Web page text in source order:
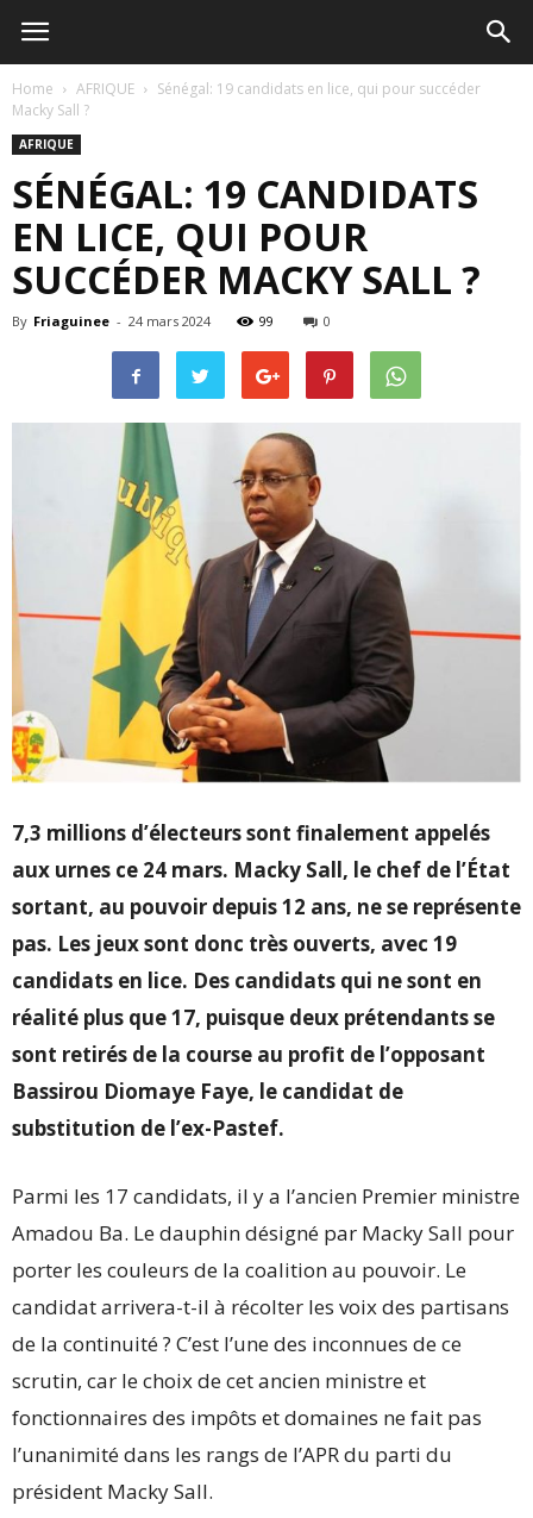
Home AFRIQUE
Sénégal: 19 candidats en lice, qui pour succéder
Macky Sall ?
AFRIQUE
SÉNÉGAL: 19 CANDIDATS
EN LICE, QUI POUR
SUCCÉDER MACKY SALL ?
By Friaguinee - 24 mars 2024 99 0
7,3 millions d’électeurs sont finalement appelés
aux urnes ce 24 mars. Macky Sall, le chef de l’État
sortant, au pouvoir depuis 12 ans, ne se représente
pas. Les jeux sont donc très ouverts, avec 19
candidats en lice. Des candidats qui ne sont en
réalité plus que 17, puisque deux prétendants se
sont retirés de la course au profit de l’opposant
Bassirou Diomaye Faye, le candidat de
substitution de l’ex-Pastef.
Parmi les 17 candidats, il y a l’ancien Premier ministre
Amadou Ba. Le dauphin désigné par Macky Sall pour
porter les couleurs de la coalition au pouvoir. Le
candidat arrivera-t-il à récolter les voix des partisans
de la continuité ? C’est l’une des inconnues de ce
scrutin, car le choix de cet ancien ministre et
fonctionnaires des impôts et domaines ne fait pas
l’unanimité dans les rangs de l’APR du parti du
président Macky Sall.